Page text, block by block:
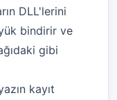
DLL'lerini
bindirir ve
gibi
kayıt